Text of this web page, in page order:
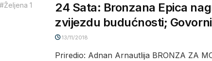
24 Sata: Bronzana Epica
zvijezdu budućnosti;
13/11/2018
Priredio: Adnan Arnautlija BRONZA ZA